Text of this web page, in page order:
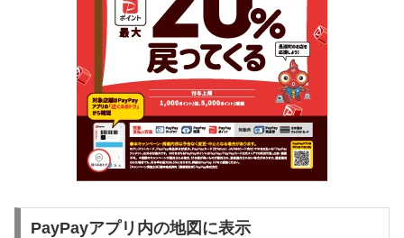
PayPayアプリ内の地図に表示